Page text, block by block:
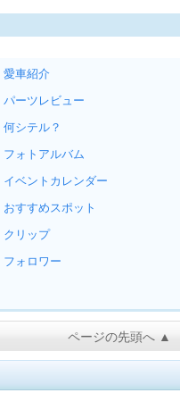
愛車紹介
パーツレビュー
何シテル？
フォトアルバム
イベントカレンダー
おすすめスポット
クリップ
フォロワー
ページの先頭へ ▲